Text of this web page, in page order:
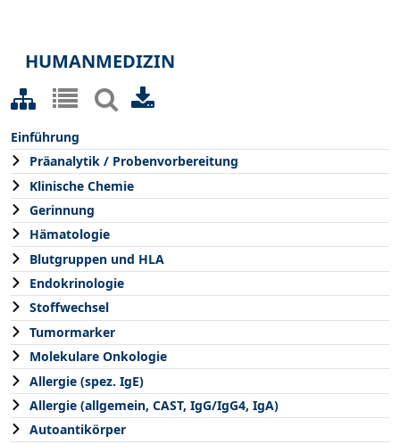
HUMANMEDIZIN
Einführung
Präanalytik / Probenvorbereitung
Klinische Chemie
Gerinnung
Hämatologie
Blutgruppen und HLA
Endokrinologie
Stoffwechsel
Tumormarker
Molekulare Onkologie
Allergie (spez. IgE)
Allergie (allgemein, CAST, IgG/IgG4, IgA)
Autoantikörper